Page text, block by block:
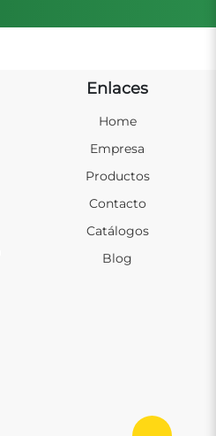
Enlaces
Home
Empresa
Productos
Contacto
Catálogos
Blog